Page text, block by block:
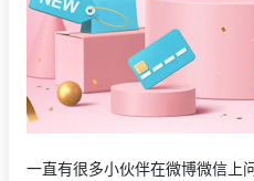
一直有很多小伙伴在微博微信上